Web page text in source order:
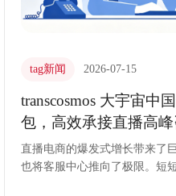
tag新闻 2026-07-15
transcosmos 大宇宙中
包，高效承接直播高
付落地
直播电商的爆发式增长带来了
也将客服中心推向了极限。短